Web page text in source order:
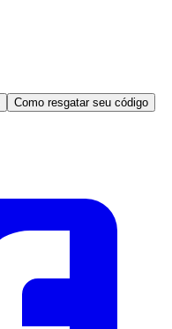
Como resgatar seu código